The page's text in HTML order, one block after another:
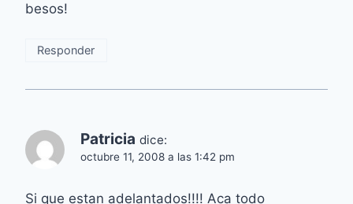
besos!
Responder
Patricia dice:
octubre 11, 2008 a las 1:42 pm
Si que estan adelantados!!!! Aca todo